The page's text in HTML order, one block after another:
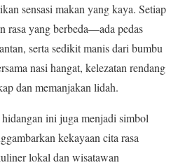
sensasi makan yang kaya. Setiap
rasa yang berbeda—ada pedas
serta sedikit manis dari bumbu
nasi hangat, kelezatan rendang
dan memanjakan lidah.
ini juga menjadi simbol
kekayaan cita rasa
lokal dan wisatawan